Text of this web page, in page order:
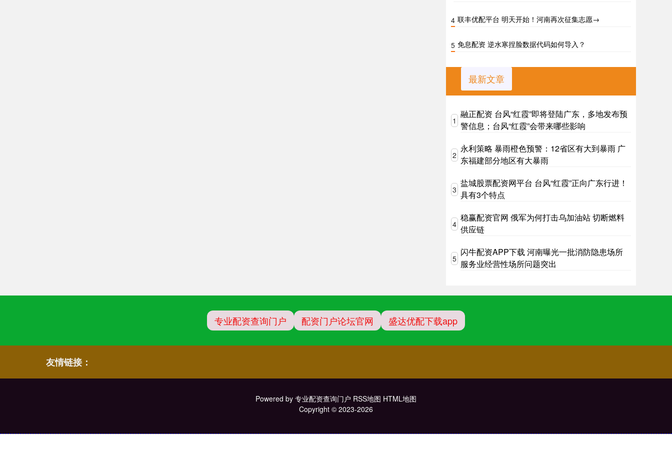
4 联丰优配平台 明天开始！河南再次征集志愿→
5 免息配资 逆水寒捏脸数据代码如何导入？
最新文章
1
融正配资 台风“红霞”即将登陆广东，多地发布预
警信息；台风“红霞”会带来哪些影响
2
永利策略 暴雨橙色预警：12省区有大到暴雨 广
东福建部分地区有大暴雨
3
盐城股票配资网平台 台风“红霞”正向广东行进！
具有3个特点
4
稳赢配资官网 俄军为何打击乌加油站 切断燃料
供应链
5
闪牛配资APP下载 河南曝光一批消防隐患场所
服务业经营性场所问题突出
专业配资查询门户 配资门户论坛官网 盛达优配下载app
友情链接：
Powered by 专业配资查询门户 RSS地图 HTML地图
Copyright © 2023-2026